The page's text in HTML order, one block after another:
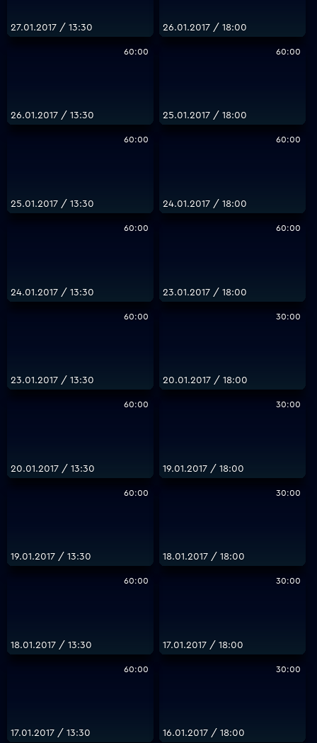
27.01.2017 / 13:30 26.01.2017 / 18:00
60:00
26.01.2017 / 13:30
60:00
25.01.2017 / 18:00
60:00
25.01.2017 / 13:30
60:00
24.01.2017 / 18:00
60:00
24.01.2017 / 13:30
60:00
23.01.2017 / 18:00
60:00
23.01.2017 / 13:30
30:00
20.01.2017 / 18:00
60:00
20.01.2017 / 13:30
30:00
19.01.2017 / 18:00
60:00
19.01.2017 / 13:30
30:00
18.01.2017 / 18:00
60:00
18.01.2017 / 13:30
30:00
17.01.2017 / 18:00
60:00
17.01.2017 / 13:30
30:00
16.01.2017 / 18:00